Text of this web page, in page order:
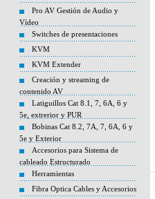
Pro AV Gestión de Audio y
Vídeo
Switches de presentaciones
KVM
KVM Extender
Creación y streaming de
contenido AV
Latiguillos Cat 8.1, 7, 6A, 6 y
5e, extrerior y PUR
Bobinas Cat 8.2, 7A, 7, 6A, 6 y
5e y Exterior
Accesorios para Sistema de
cableado Estructurado
Herramientas
Fibra Optica Cables y Accesorios